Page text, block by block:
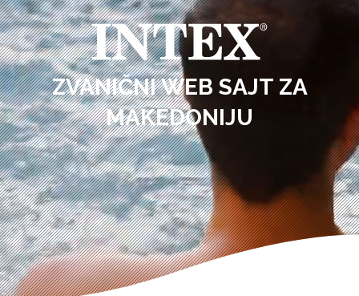
ZVANIČNI WEB SAJT ZA
MAKEDONIJU